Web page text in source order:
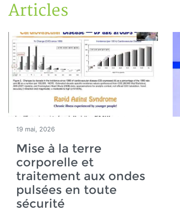
Accueil
Articles
Articles
19 mai, 2026
Mise à la terre
corporelle et
traitement aux ondes
pulsées en toute
sécurité